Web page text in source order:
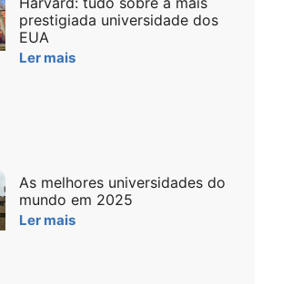
prestigiada universidade dos
EUA
Ler mais
As melhores universidades do
mundo em 2025
Ler mais